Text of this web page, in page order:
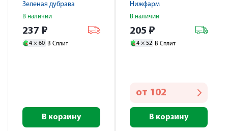
Зеленая дубрава
В наличии
237 ₽
4 × 60 В Сплит
В корзину
Нижфарм
В наличии
205 ₽
4 × 52 В Сплит
от 102
В корзину